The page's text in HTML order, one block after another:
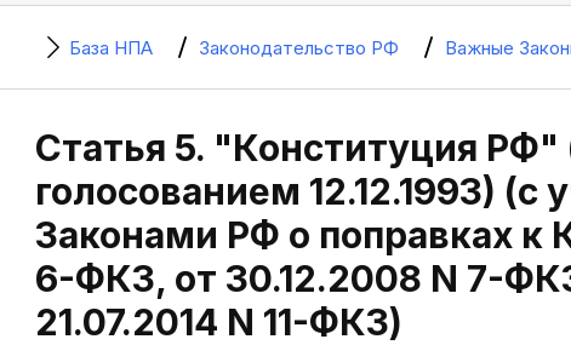
База НПА Законодательство РФ Важные
Статья 5. "Конституция
голосованием 12.12.1993)
Законами РФ о поправках к
6-ФКЗ, от 30.12.2008 N 7-
21.07.2014 N 11-ФКЗ)